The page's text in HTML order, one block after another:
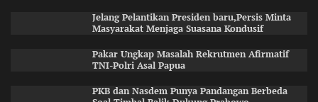
Jelang Pelantikan Presiden baru,Persis Minta
Masyarakat Menjaga Suasana Kondusif
Pakar Ungkap Masalah Rekrutmen Afirmatif
TNI-Polri Asal Papua
PKB dan Nasdem Punya Pandangan Berbeda